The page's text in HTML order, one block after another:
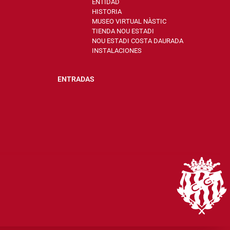
ENTIDAD
HISTORIA
MUSEO VIRTUAL NÀSTIC
TIENDA NOU ESTADI
NOU ESTADI COSTA DAURADA
INSTALACIONES
ENTRADAS